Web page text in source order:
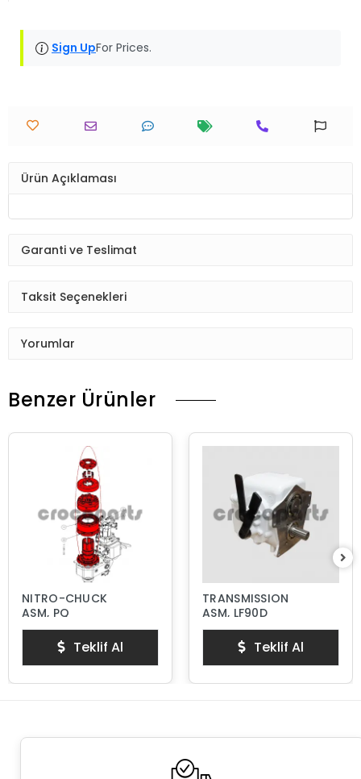
Sign UpFor Prices.
Ürün Açıklaması
Garanti ve Teslimat
Taksit Seçenekleri
Yorumlar
Benzer Ürünler
NITRO-CHUCK
ASM, PQ
Teklif Al
TRANSMISSION
ASM, LF90D
Teklif Al